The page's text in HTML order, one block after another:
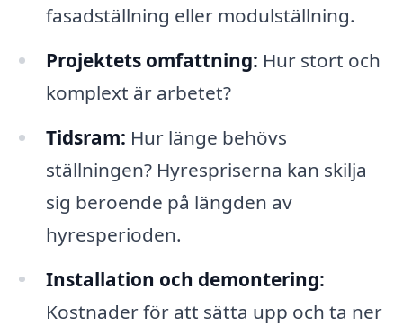
fasadställning eller modulställning.
Projektets omfattning: Hur stort och
komplext är arbetet?
Tidsram: Hur länge behövs
ställningen? Hyrespriserna kan skilja
sig beroende på längden av
hyresperioden.
Installation och demontering:
Kostnader för att sätta upp och ta ner